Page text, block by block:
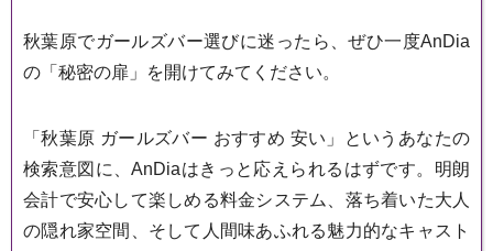
秋葉原でガールズバー選びに迷ったら、ぜひ一度AnDia
の「秘密の扉」を開けてみてください。
「秋葉原 ガールズバー おすすめ 安い」というあなたの
検索意図に、AnDiaはきっと応えられるはずです。明朗
会計で安心して楽しめる料金システム、落ち着いた大人
の隠れ家空間、そして人間味あふれる魅力的なキャスト